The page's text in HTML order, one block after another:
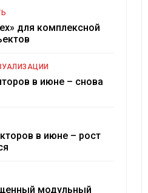
для комплексной
в июне – снова
в июне – рост
модульный